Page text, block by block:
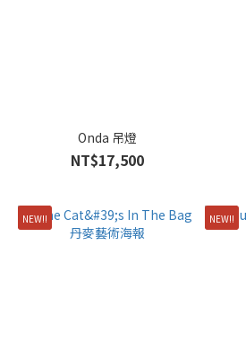
Onda 吊燈
NT$17,500
NEW!! NEW!!